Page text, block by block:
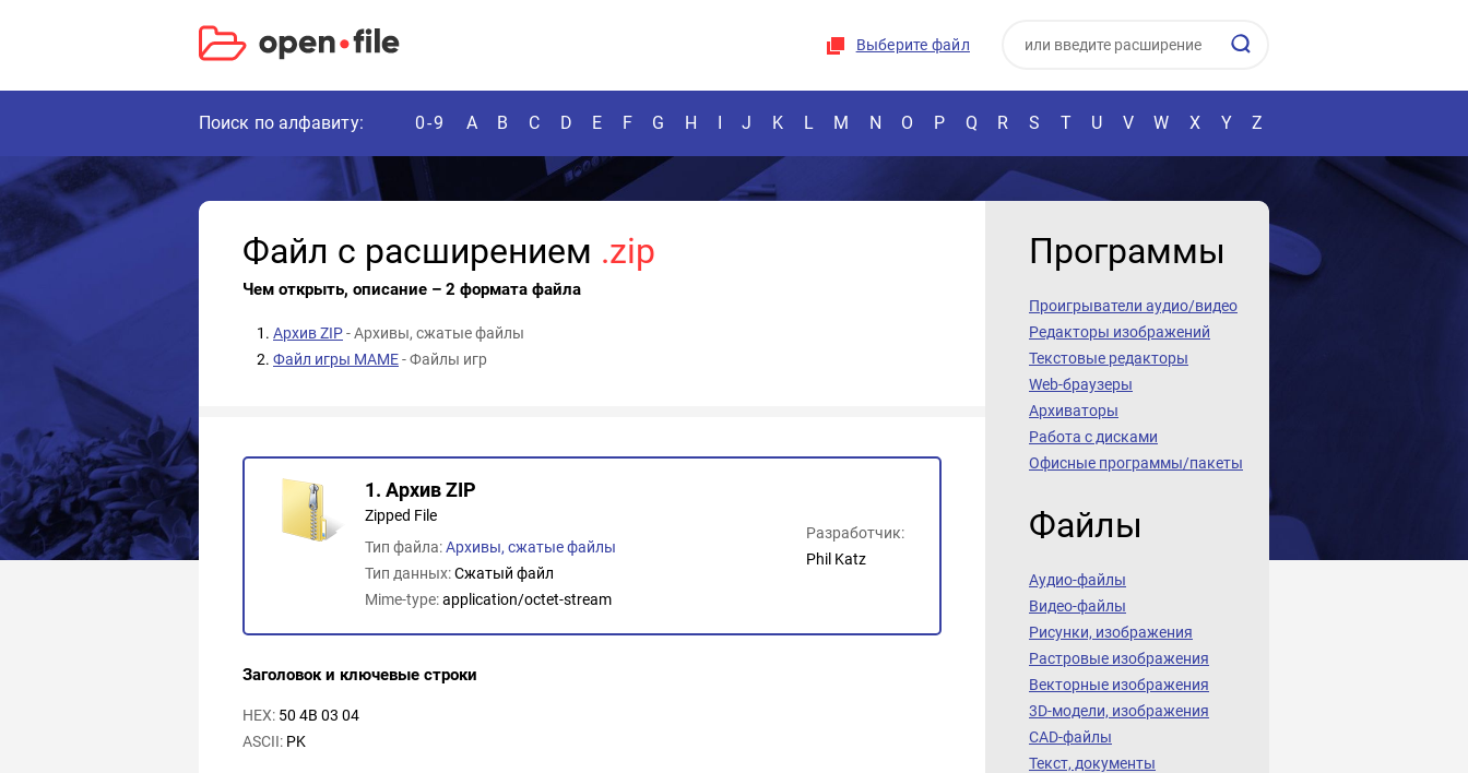
Выберите файл
Поиск по алфавиту: 0-9 A B C D E F G H I J K L M N O P Q R S T U V W X Y Z
Файл с расширением .zip
Чем открыть, описание – 2 формата файла
Архив ZIP- Архивы, сжатые файлы
Файл игры MAME- Файлы игр
1. Архив ZIP
Zipped File
Тип файла:Архивы, сжатые файлы
Тип данных:Сжатый файл
Mime-type:application/octet-stream
Разработчик:
Phil Katz
Заголовок и ключевые строки
HEX: 50 4B 03 04
ASCII: PK
Программы
Проигрыватели аудио/видео
Редакторы изображений
Текстовые редакторы
Web-браузеры
Архиваторы
Работа с дисками
Офисные программы/пакеты
Файлы
Аудио-файлы
Видео-файлы
Рисунки, изображения
Растровые изображения
Векторные изображения
3D-модели, изображения
CAD-файлы
Текст, документы